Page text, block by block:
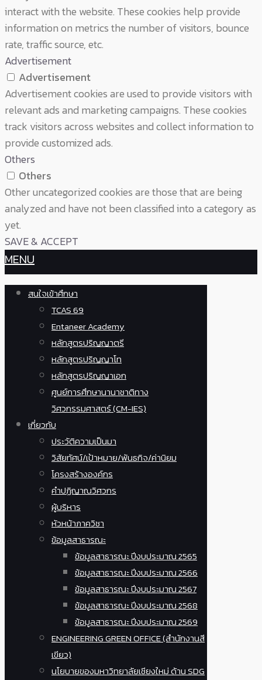
interact with the website. These cookies help provide
information on metrics the number of visitors, bounce
rate, traffic source, etc.
Advertisement
Advertisement
Advertisement cookies are used to provide visitors with
relevant ads and marketing campaigns. These cookies
track visitors across websites and collect information to
provide customized ads.
Others
Others
Other uncategorized cookies are those that are being
analyzed and have not been classified into a category as
yet.
SAVE & ACCEPT
MENU
สนใจเข้าศึกษา
TCAS 69
Entaneer Academy
หลักสูตรปริญญาตรี
หลักสูตรปริญญาโท
หลักสูตรปริญญาเอก
ศูนย์การศึกษานานาชาติทาง
วิศวกรรมศาสตร์ (CM-IES)
เกี่ยวกับ
ประวัติความเป็นมา
วิสัยทัศน์/เป้าหมาย/พันธกิจ/ค่านิยม
โครงสร้างองค์กร
คำปฏิญาณวิศวกร
ผู้บริหาร
หัวหน้าภาควิชา
ข้อมูลสาธารณะ
ข้อมูลสาธารณะ ปีงบประมาณ 2565
ข้อมูลสาธารณะ ปีงบประมาณ 2566
ข้อมูลสาธารณะ ปีงบประมาณ 2567
ข้อมูลสาธารณะ ปีงบประมาณ 2568
ข้อมูลสาธารณะ ปีงบประมาณ 2569
ENGINEERING GREEN OFFICE (สำนักงานสี
เขียว)
นโยบายของมหาวิทยาลัยเชียงใหม่ ด้าน SDG